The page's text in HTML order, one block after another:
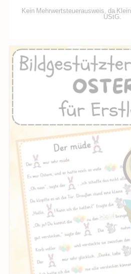
Kein Mehrwertsteuerausweis, da
UStG.